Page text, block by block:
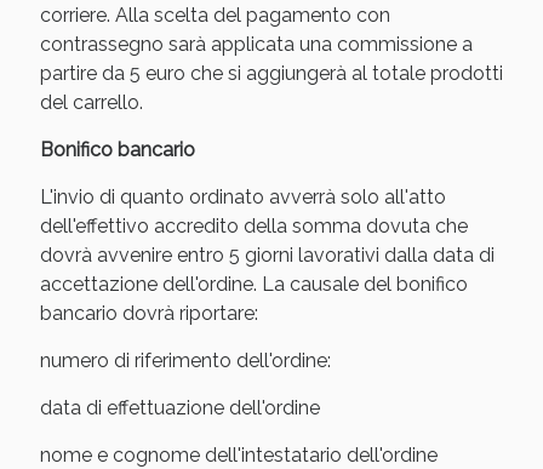
corriere. Alla scelta del pagamento con
contrassegno sarà applicata una commissione a
partire da 5 euro che si aggiungerà al totale prodotti
del carrello.
Bonifico bancario
L'invio di quanto ordinato avverrà solo all'atto
dell'effettivo accredito della somma dovuta che
dovrà avvenire entro 5 giorni lavorativi dalla data di
accettazione dell'ordine. La causale del bonifico
bancario dovrà riportare:
numero di riferimento dell'ordine:
data di effettuazione dell'ordine
nome e cognome dell'intestatario dell'ordine
Vie Urinarie e Prostata: Sconti fino al 45% oggi!